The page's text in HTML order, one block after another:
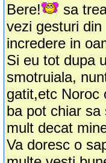
Bere!
sa
vezi gesturi
incredere in
Si eu tot dupa
smotruiala,
gatit,etc Noroc
ba pot chiar sa
mult decat
Va doresc o